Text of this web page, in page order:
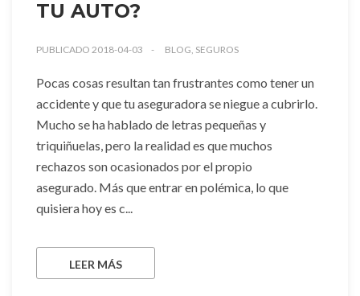
TU AUTO?
PUBLICADO 2018-04-03 BLOG, SEGUROS
Pocas cosas resultan tan frustrantes como tener un
accidente y que tu aseguradora se niegue a cubrirlo.
Mucho se ha hablado de letras pequeñas y
triquiñuelas, pero la realidad es que muchos
rechazos son ocasionados por el propio
asegurado. Más que entrar en polémica, lo que
quisiera hoy es c...
LEER MÁS